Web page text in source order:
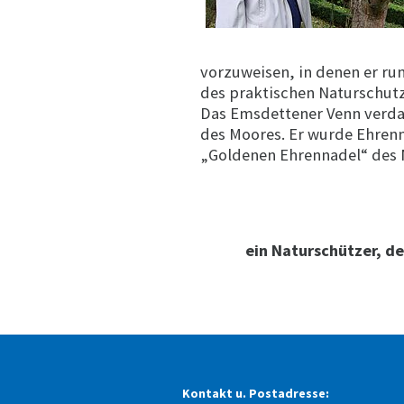
vorzuweisen, in denen er
des praktischen
Das Emsdettener Venn
des Moores. Er wurde
„Goldenen Ehrennadel“
ein Naturschützer,
Kontakt u. Postadresse: